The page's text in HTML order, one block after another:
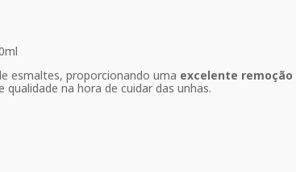
esmaltes, proporcionando uma excelente remoção
na hora de cuidar das unhas.